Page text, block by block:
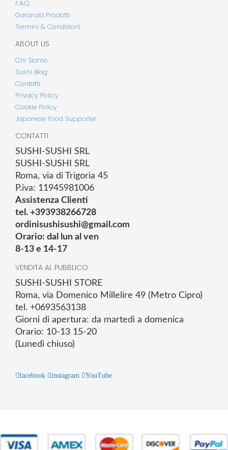
F.A.Q.
Garanzia Prodotti
Termini & Condizioni
ABOUT US
Chi Siamo
Sushi Blog
Contatti
Privacy Policy
Cookie Policy
Japanese Food Supporter
CONTATTI
SUSHI-SUSHI SRL
SUSHI-SUSHI SRL
Roma, via di Trigoria 45
P.iva: 11945981006
Assistenza Clienti
tel. +393938266728
ordinisushisushi@gmail.com
Orario: dal lun al ven
8-13 e 14-17
VENDITA AL PUBBLICO
SUSHI-SUSHI STORE
Roma, via Domenico Millelire 49 (Metro Cipro)
tel. +0693563138
Giorni di apertura: da martedì a domenica
Orario: 10-13 15-20
(Lunedì chiuso)
facebook instagram YouTube